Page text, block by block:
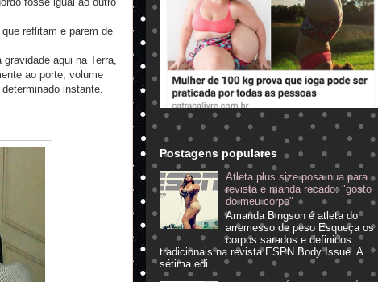
reflitam e parem de
aqui na Terra,
ao porte, volume
instante.
Postagens populares
Atleta plus size posa nua para
revista e manda recado: "gosto
do meu corpo"
Amanda Bingson é atleta do
arremesso de peso Esqueça os
corpos sarados e definidos
tradicionais na revista ESPN Body Issue. A
sétima edi...